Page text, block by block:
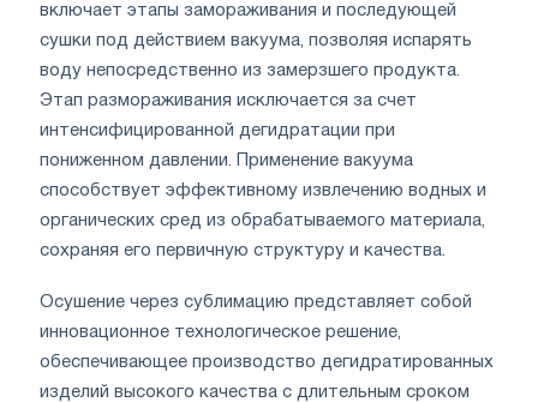
включает этапы замораживания и последующей
сушки под действием вакуума, позволяя испарять
воду непосредственно из замерзшего продукта.
Этап размораживания исключается за счет
интенсифицированной дегидратации при
пониженном давлении. Применение вакуума
способствует эффективному извлечению водных и
органических сред из обрабатываемого материала,
сохраняя его первичную структуру и качества.
Осушение через сублимацию представляет собой
инновационное технологическое решение,
обеспечивающее производство дегидратированных
изделий высокого качества с длительным сроком